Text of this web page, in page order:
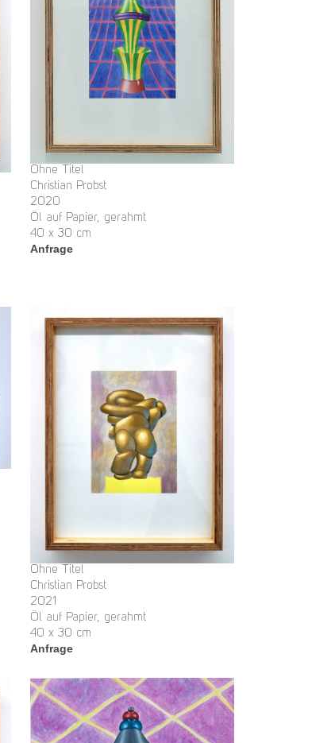
Ohne Titel
Christian Probst
2020
Öl auf Papier, gerahmt
40 x 30 cm
Anfrage
Ohne Titel
Christian Probst
2021
Öl auf Papier, gerahmt
40 x 30 cm
Anfrage